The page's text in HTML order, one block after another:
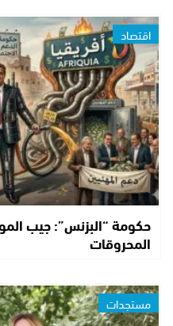
اقتصاد
حكومة “البزنس”: جيب
المحروقات
مستجدات